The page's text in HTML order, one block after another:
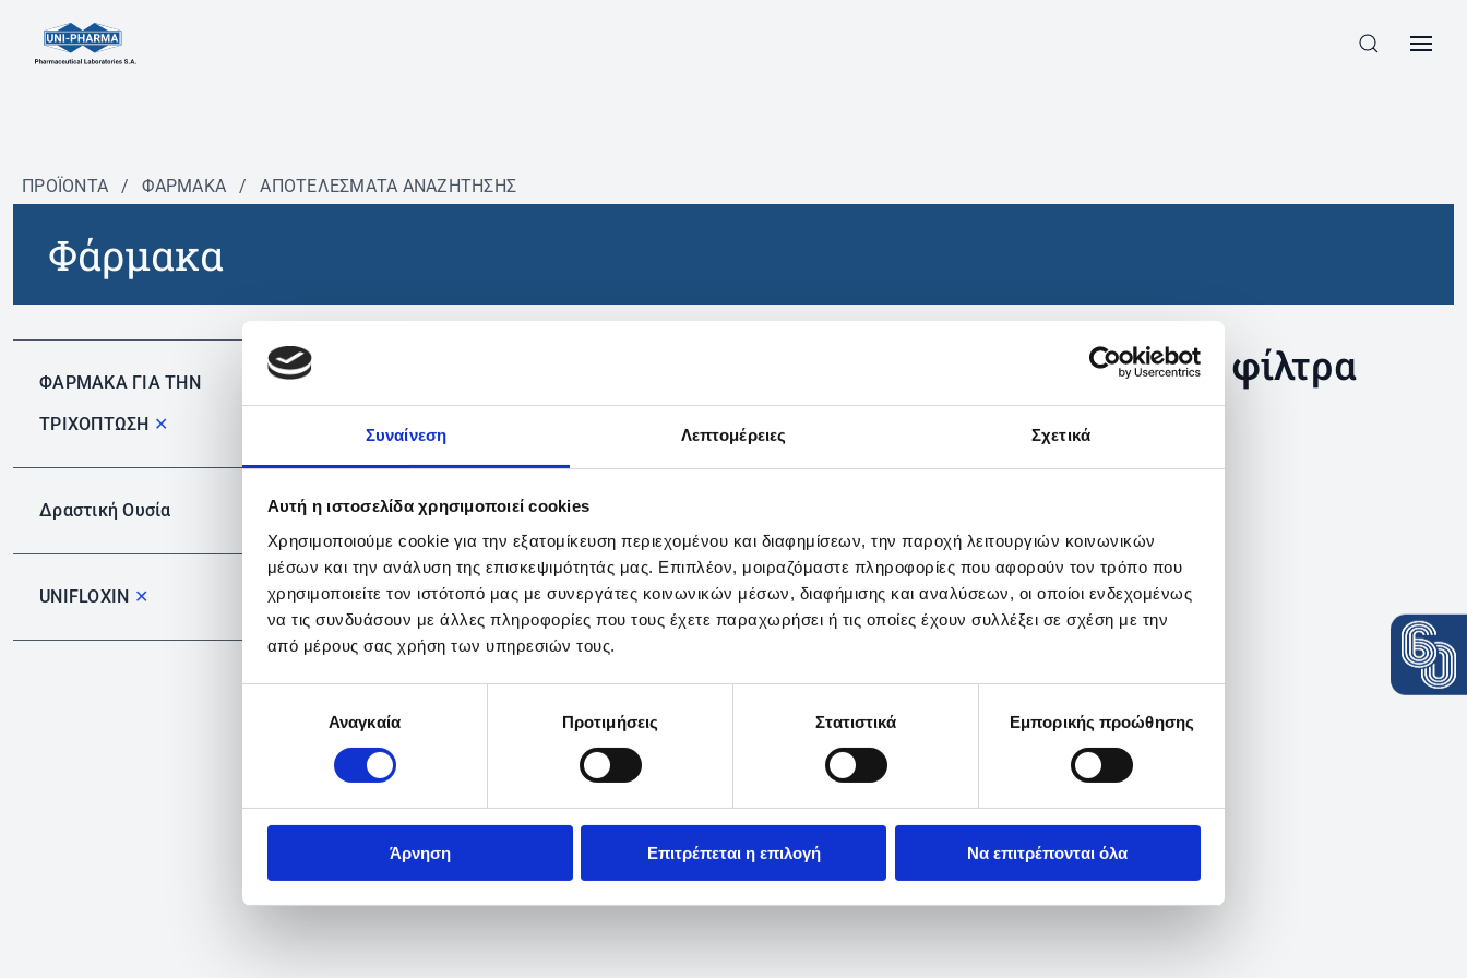
Συναίνεση Λεπτομέρειες Σχετικά
Αυτή η ιστοσελίδα χρησιμοποιεί cookies
Χρησιμοποιούμε cookie για την εξατομίκευση περιεχομένου και διαφημίσεων, την παροχή λειτουργιών κοινωνικών
μέσων και την ανάλυση της επισκεψιμότητάς μας. Επιπλέον, μοιραζόμαστε πληροφορίες που αφορούν τον τρόπο που
χρησιμοποιείτε τον ιστότοπό μας με συνεργάτες κοινωνικών μέσων, διαφήμισης και αναλύσεων, οι οποίοι ενδεχομένως
να τις συνδυάσουν με άλλες πληροφορίες που τους έχετε παραχωρήσει ή τις οποίες έχουν συλλέξει σε σχέση με την
από μέρους σας χρήση των υπηρεσιών τους.
συγκατάθεσηςΑναγκαία Προτιμήσεις Στατιστικά Εμπορικής προώθησης
Άρνηση Επιτρέπεται η επιλογή Να επιτρέπονται όλα
ΠΡΟΪΟΝΤΑ / ΦΆΡΜΑΚΑ / ΑΠΟΤΕΛΕΣΜΑΤΑ ΑΝΑΖΗΤΗΣΗΣ
Φάρμακα
ΦΑΡΜΑΚΑ ΓΙΑ ΤΗΝ
ΤΡΙΧΟΠΤΩΣΗ ✕
Δραστική Ουσία
UNIFLOXIN ✕
Δεν βρέθηκαν προϊόντα με τα συγκεκριμένα φίλτρα